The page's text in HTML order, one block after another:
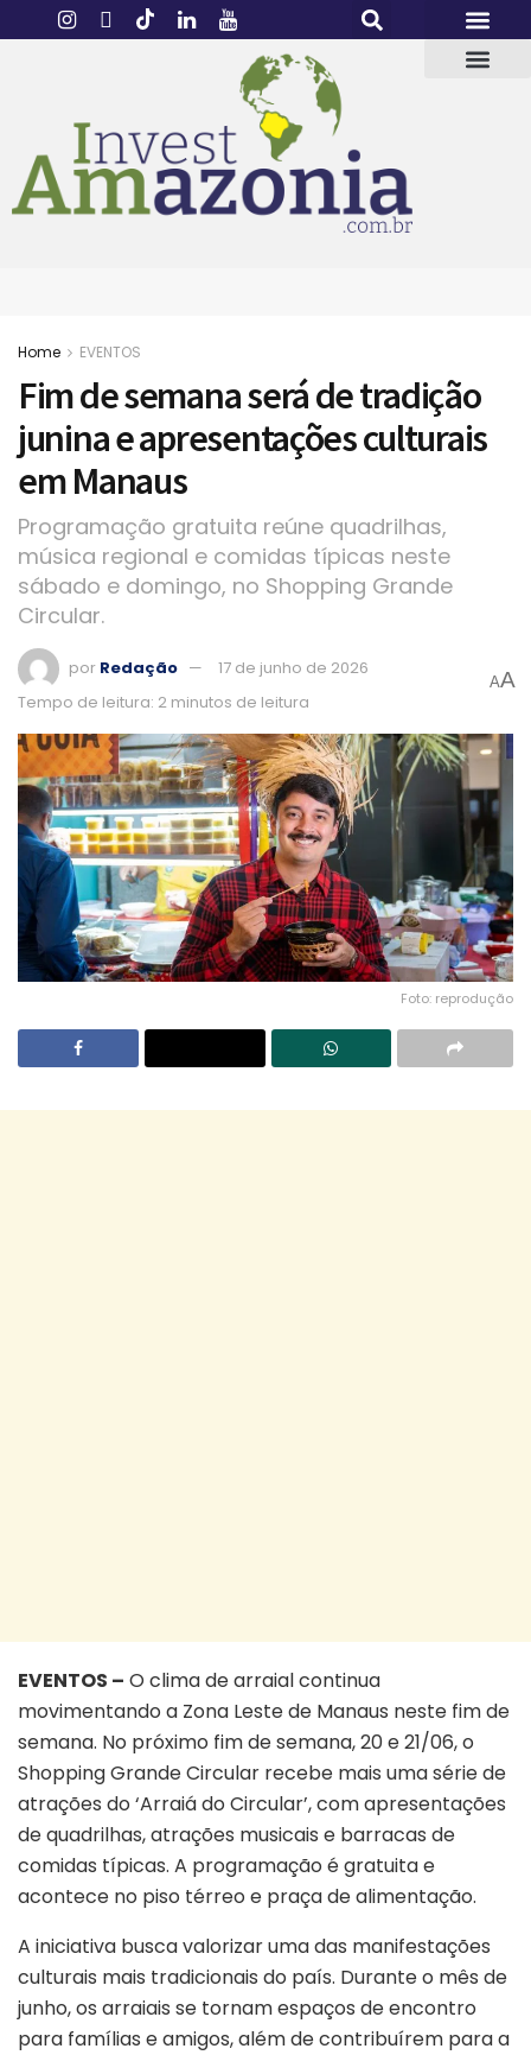
Home EVENTOS
Fim de semana será de tradição
junina e apresentações culturais
em Manaus
Programação gratuita reúne quadrilhas,
música regional e comidas típicas neste
sábado e domingo, no Shopping Grande
Circular.
por Redação
17 de junho de 2026
Tempo de leitura: 2 minutos de leitura
AA
Foto: reprodução
EVENTOS – O clima de arraial continua
movimentando a Zona Leste de Manaus neste fim de
semana. No próximo fim de semana, 20 e 21/06, o
Shopping Grande Circular recebe mais uma série de
atrações do ‘Arraiá do Circular’, com apresentações
de quadrilhas, atrações musicais e barracas de
comidas típicas. A programação é gratuita e
acontece no piso térreo e praça de alimentação.
A iniciativa busca valorizar uma das manifestações
culturais mais tradicionais do país. Durante o mês de
junho, os arraiais se tornam espaços de encontro
para famílias e amigos, além de contribuírem para a